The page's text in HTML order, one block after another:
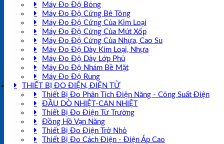
Máy Đo Độ Bóng
Máy Đo Độ Cứng Bê Tông
Máy Đo Độ Cứng Của Kim Loại
Máy Đo Độ Cứng Của Mút Xốp
Máy Đo Độ Cứng Của Nhựa, Cao Su
Máy Đo Độ Dày Kim Loại, Nhựa
Máy Đo Độ Dày Lớp Phủ
Máy Đo Độ Nhám Bề Mặt
Máy Đo Độ Rung
THIẾT BỊ ĐO ĐIỆN, ĐIỆN TỬ
Thiết Bị Đo Phân Tích Điện Năng - Công Suất Điện
ĐẦU DÒ NHIỆT-CAN NHIỆT
Thiết Bị Đo Điện Từ Trường
Đồng Hồ Vạn Năng
Thiết Bị Đo Điện Trở Nhỏ
Thiết Bị Đo Cách Điện - Điện Áp Cao